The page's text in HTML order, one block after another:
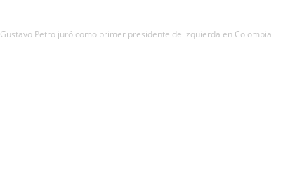
Gustavo Petro juró como primer presidente de izquierda en Colombia